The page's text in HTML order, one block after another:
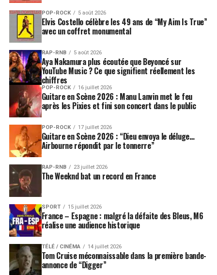
POP-ROCK 5 août 2026
Elvis Costello célèbre les 49 ans de “My Aim Is True”
avec un coffret monumental
RAP-RNB 5 août 2026
Aya Nakamura plus écoutée que Beyoncé sur
YouTube Music ? Ce que signifient réellement les
chiffres
POP-ROCK 16 juillet 2026
Guitare en Scène 2026 : Manu Lanvin met le feu
après les Pixies et fini son concert dans le public
POP-ROCK 17 juillet 2026
Guitare en Scène 2026 : “Dieu envoya le déluge…
Airbourne répondit par le tonnerre”
RAP-RNB 23 juillet 2026
The Weeknd bat un record en France
SPORT 15 juillet 2026
France – Espagne : malgré la défaite des Bleus, M6
réalise une audience historique
TÉLÉ / CINÉMA 14 juillet 2026
Tom Cruise méconnaissable dans la première bande-
annonce de “Digger”